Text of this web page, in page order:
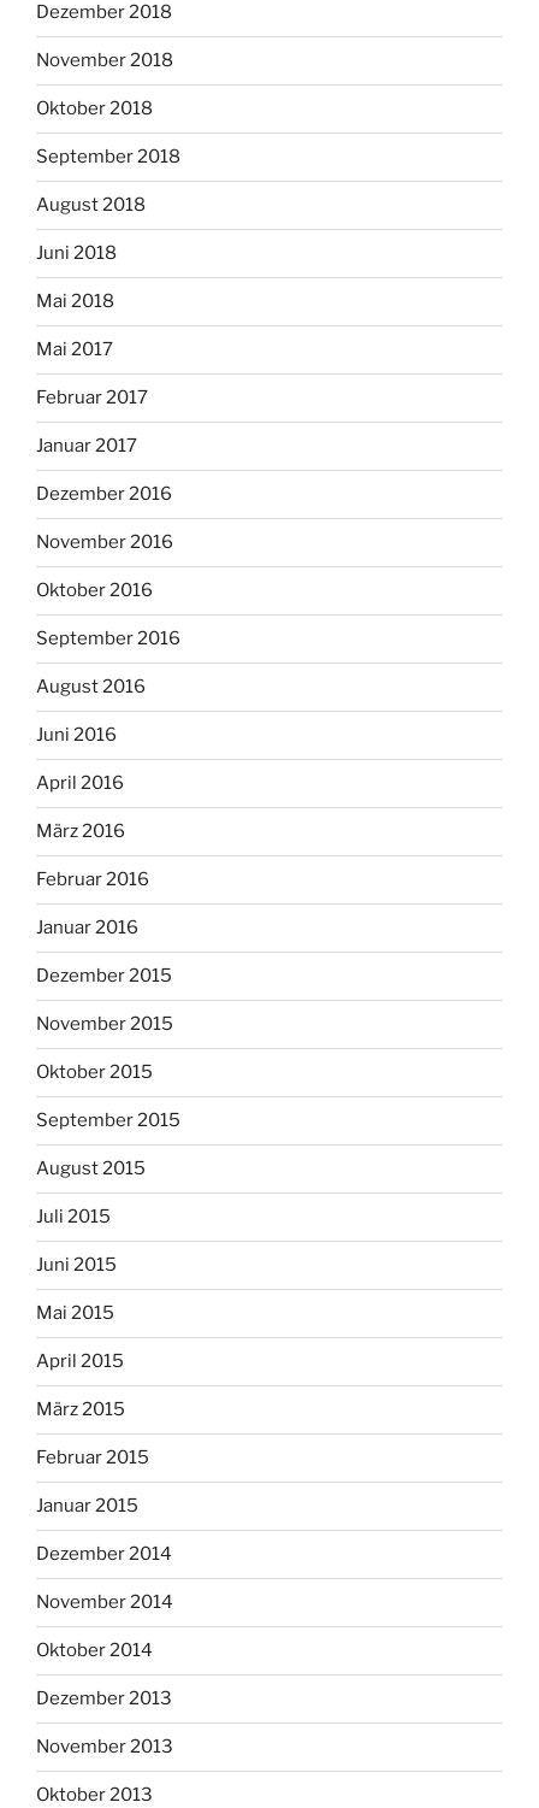
Dezember 2018
November 2018
Oktober 2018
September 2018
August 2018
Juni 2018
Mai 2018
Mai 2017
Februar 2017
Januar 2017
Dezember 2016
November 2016
Oktober 2016
September 2016
August 2016
Juni 2016
April 2016
März 2016
Februar 2016
Januar 2016
Dezember 2015
November 2015
Oktober 2015
September 2015
August 2015
Juli 2015
Juni 2015
Mai 2015
April 2015
März 2015
Februar 2015
Januar 2015
Dezember 2014
November 2014
Oktober 2014
Dezember 2013
November 2013
Oktober 2013